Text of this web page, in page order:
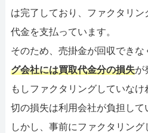
は完了しており、ファクタリ
代金を支払っています。
そのため、売掛金が回収できな
グ会社には買取代金分の損失が
もしファクタリングしていな
切の損失は利用会社が負担して
しかし、事前にファクタリン